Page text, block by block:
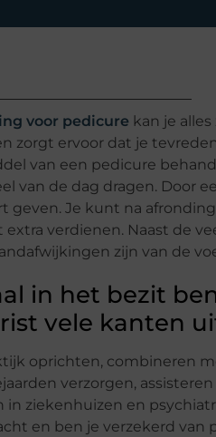
voor pedicure kan je
zorgt ervoor dat je
van een pedicure
van de dag dragen. Door
geven. Je kunt na
extra verdienen. Naast de
zijn van de
in het bezit
vele kanten
oprichten, combineren
verzorgen,
in ziekenhuizen en
en ben je verzekerd